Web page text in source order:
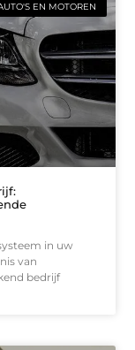
EN MOTOREN
in uw
van
bedrijf